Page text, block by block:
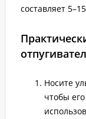
составляет
Носите
чтобы